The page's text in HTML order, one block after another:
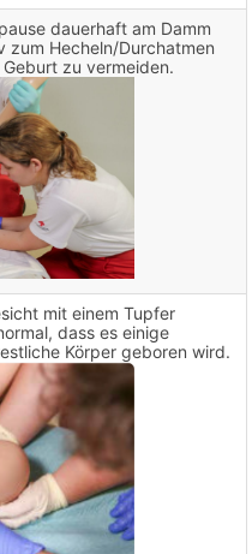
dauerhaft am Damm
zum Hecheln/Durchatmen
zu vermeiden.
mit einem Tupfer
dass es einige
Körper geboren wird.